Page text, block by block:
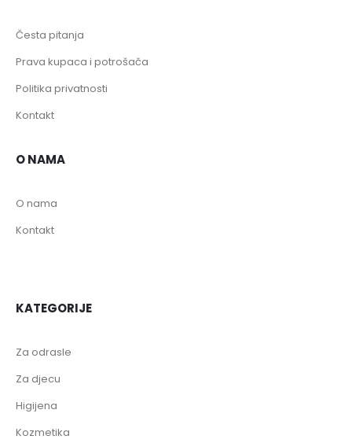
Česta pitanja
Prava kupaca i potrošača
Politika privatnosti
Kontakt
O NAMA
O nama
Kontakt
KATEGORIJE
Za odrasle
Za djecu
Higijena
Kozmetika